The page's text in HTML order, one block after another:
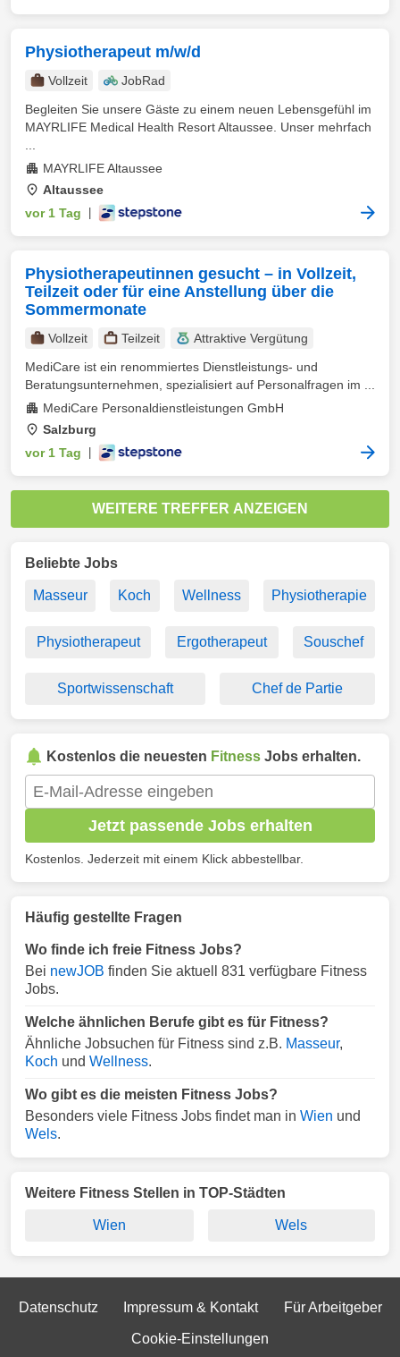
Physiotherapeut m/w/d
Vollzeit
JobRad
Begleiten Sie unsere Gäste zu einem neuen Lebensgefühl im
MAYRLIFE Medical Health Resort Altaussee. Unser mehrfach
MAYRLIFE Altaussee
Altaussee
vor 1 Tag
Physiotherapeutinnen gesucht – in Vollzeit,
Teilzeit oder für eine Anstellung über die
Sommermonate
Vollzeit Teilzeit
Attraktive Vergütung
MediCare ist ein renommiertes Dienstleistungs- und
Beratungsunternehmen, spezialisiert auf Personalfragen im ...
MediCare Personaldienstleistungen GmbH
Salzburg
vor 1 Tag
WEITERE TREFFER ANZEIGEN
Beliebte Jobs
Masseur Koch Wellness Physiotherapie
Physiotherapeut Ergotherapeut Souschef
Sportwissenschaft Chef de Partie
Kostenlos die neuesten Fitness Jobs erhalten.
Jetzt passende Jobs erhalten
Kostenlos. Jederzeit mit einem Klick abbestellbar.
Häufig gestellte Fragen
Wo finde ich freie Fitness Jobs?
Bei newJOB finden Sie aktuell 831 verfügbare Fitness
Jobs.
Welche ähnlichen Berufe gibt es für Fitness?
Ähnliche Jobsuchen für Fitness sind z.B. Masseur,
Koch und Wellness.
Wo gibt es die meisten Fitness Jobs?
Besonders viele Fitness Jobs findet man in Wien und
Wels.
Weitere Fitness Stellen in TOP-Städten
Wien Wels
Datenschutz Impressum & Kontakt Für Arbeitgeber
Cookie-Einstellungen